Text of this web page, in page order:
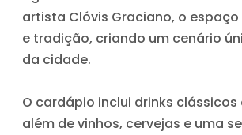
artista Clóvis Graciano, o
e tradição, criando um cenário
da cidade.
O cardápio inclui drinks clássicos
além de vinhos, cervejas e uma